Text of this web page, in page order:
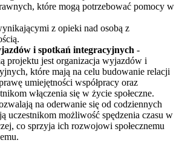
które mogą potrzebować pomocy w
z opieki nad osobą z
i spotkań integracyjnych -
projektu jest organizacja wyjazdów i
które mają na celu budowanie relacji
umiejętności współpracy oraz
włączenia się w życie społeczne.
na oderwanie się od codziennych
uczestnikom możliwość spędzenia czasu w
co sprzyja ich rozwojowi społecznemu